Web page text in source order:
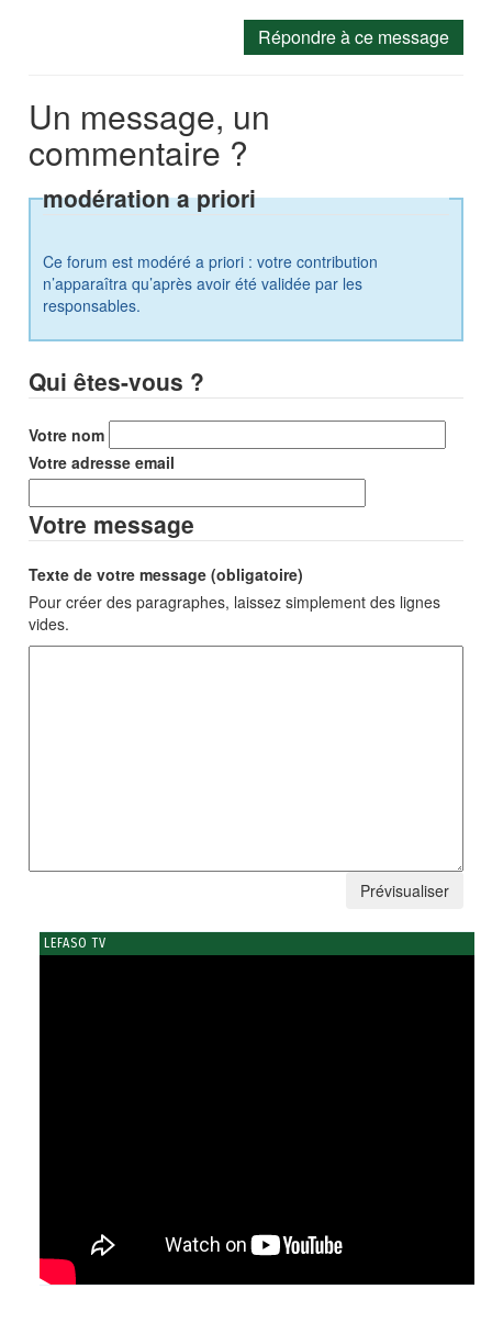
Répondre à ce message
Un message, un
commentaire ?
modération a priori
Ce forum est modéré a priori : votre contribution
n’apparaîtra qu’après avoir été validée par les
responsables.
Qui êtes-vous ?
Votre nom
Votre adresse email
Votre message
Texte de votre message (obligatoire)
Pour créer des paragraphes, laissez simplement des lignes
vides.
LEFASO TV